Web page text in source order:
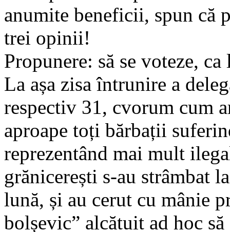
anumite beneficii, spun că
trei opinii!
Propunere: să se voteze,
La așa zisa întrunire a
respectiv 31, cvorum cum
aproape toți bărbații
reprezentând mai mult
grănicerești s-au strâmbat
lună, și au cerut cu mânie
bolșevic” alcătuit ad hoc să